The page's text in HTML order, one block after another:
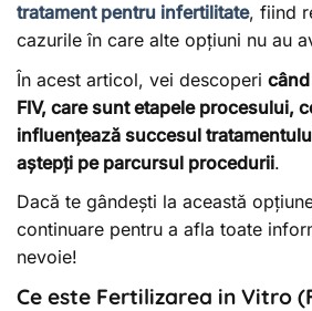
tratament pentru infertilitate, fiind
cazurile în care alte opțiuni nu au
În acest articol, vei descoperi
FIV, care sunt etapele procesului,
influențează succesul
aștepți pe parcursul procedurii.
Dacă te gândești la această
continuare pentru a afla toate
nevoie!
Ce este Fertilizarea in Vitro